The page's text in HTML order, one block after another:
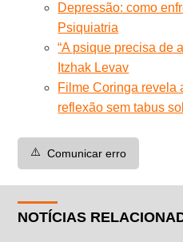
Depressão: como
Psiquiatria
“A psique precisa de
Itzhak Levav
Filme Coringa revela
reflexão sem tabus
⚠️ Comunicar erro
NOTÍCIAS